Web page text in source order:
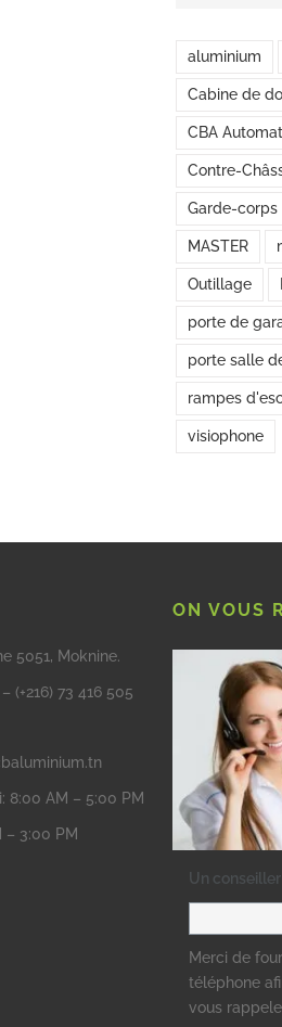
aluminium
Cabine de
CBA
Contre-
Garde-corps
MASTER
Outillage
porte de
porte salle
rampes
visiophone
5051, Moknine.
– (+216) 73 416 505
8:00 AM – 5:00 PM
– 3:00 PM
ON VOUS
Un
Merci de
téléphone
vous